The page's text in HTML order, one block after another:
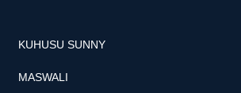
KUHUSU SUNNY
MASWALI